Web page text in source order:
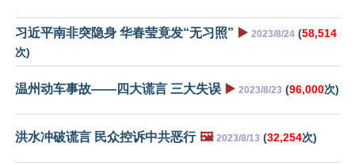
习近平南非突隐身 华春莹竟发“无习照” ▶️ 2023/8/24 (58,514
次)
温州动车事故——四大谎言 三大失误 ▶️ 2023/8/23 (96,000次)
洪水冲破谎言 民众控诉中共恶行 🖼️ 2023/8/13 (32,254次)